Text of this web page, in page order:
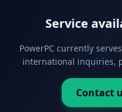
Service
PowerPC currently
international inquiries,
Contact